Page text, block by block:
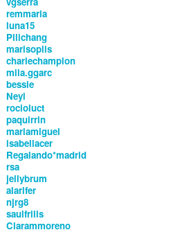
remmaria
luna15
Pilichang
marisoplis
chariechampion
mila.ggarc
bessie
Neyi
rocioluct
paquirrin
mariamiguel
isabellacer
Regalando*madrid
rsa
jellybrum
alarifer
njrg8
saulfrills
Clarammoreno